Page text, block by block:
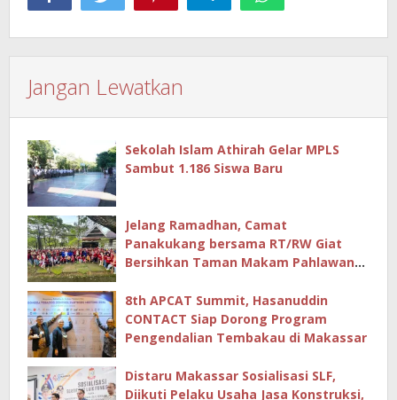
Jangan Lewatkan
Sekolah Islam Athirah Gelar MPLS
Sambut 1.186 Siswa Baru
Jelang Ramadhan, Camat
Panakukang bersama RT/RW Giat
Bersihkan Taman Makam Pahlawan
8th APCAT Summit, Hasanuddin
CONTACT Siap Dorong Program
Pengendalian Tembakau di Makassar
Distaru Makassar Sosialisasi SLF,
Diikuti Pelaku Usaha Jasa Konstruksi,